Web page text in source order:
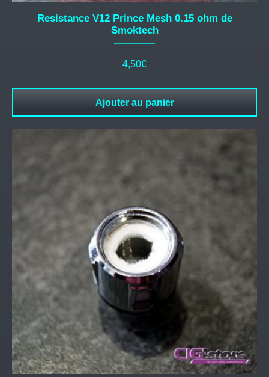
Resistance V12 Prince Mesh 0.15 ohm de
Smoktech
4,50€
Ajouter au panier